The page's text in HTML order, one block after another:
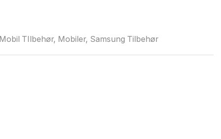
Mobil TIlbehør, Mobiler, Samsung Tilbehør